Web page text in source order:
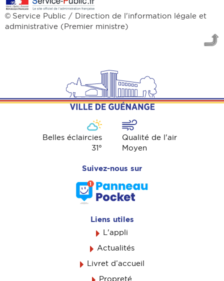
© Service Public / Direction de l'information légale et
administrative (Premier ministre)
Belles éclaircies
31°
Qualité de l'air
Moyen
Suivez-nous sur
Liens utiles
L'appli
Actualités
Livret d’accueil
Propreté